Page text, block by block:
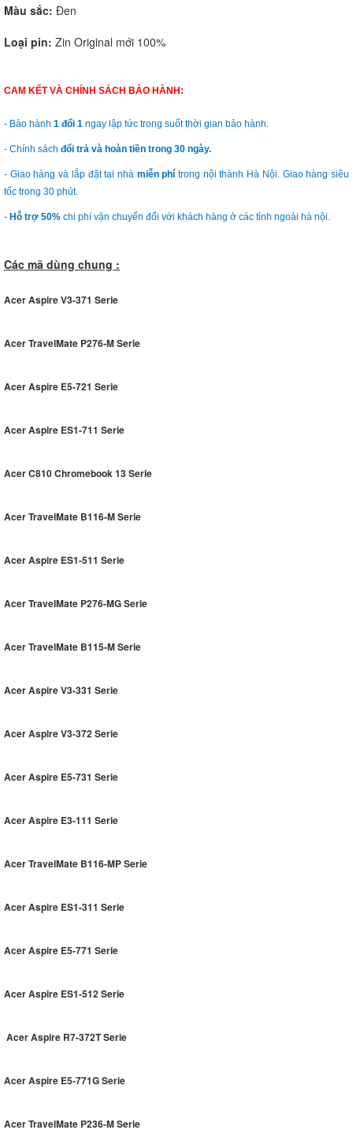
Màu sắc: Đen
Loại pin: Zin Original mới 100%
CAM KẾT VÀ CHÍNH SÁCH BẢO HÀNH:
- Bảo hành 1 đổi 1 ngay lập tức trong suốt thời gian bảo hành.
- Chính sách đổi trả và hoàn tiền trong 30 ngày.
- Giao hàng và lắp đặt tại nhà miễn phí trong nội thành Hà Nội. Giao hàng siêu
tốc trong 30 phút.
- Hỗ trợ 50% chi phí vận chuyển đối với khách hàng ở các tỉnh ngoài hà nội.
Các mã dùng chung :
Acer Aspire V3-371 Serie
Acer TravelMate P276-M Serie
Acer Aspire E5-721 Serie
Acer Aspire ES1-711 Serie
Acer C810 Chromebook 13 Serie
Acer TravelMate B116-M Serie
Acer Aspire ES1-511 Serie
Acer TravelMate P276-MG Serie
Acer TravelMate B115-M Serie
Acer Aspire V3-331 Serie
Acer Aspire V3-372 Serie
Acer Aspire E5-731 Serie
Acer Aspire E3-111 Serie
Acer TravelMate B116-MP Serie
Acer Aspire ES1-311 Serie
Acer Aspire E5-771 Serie
Acer Aspire ES1-512 Serie
Acer Aspire R7-372T Serie
Acer Aspire E5-771G Serie
Acer TravelMate P236-M Serie